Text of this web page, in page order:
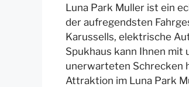
Luna Park Muller ist ein
der aufregendsten
Karussells, elektrische
Spukhaus kann Ihnen mit
unerwarteten Schrecken
Attraktion im Luna Park